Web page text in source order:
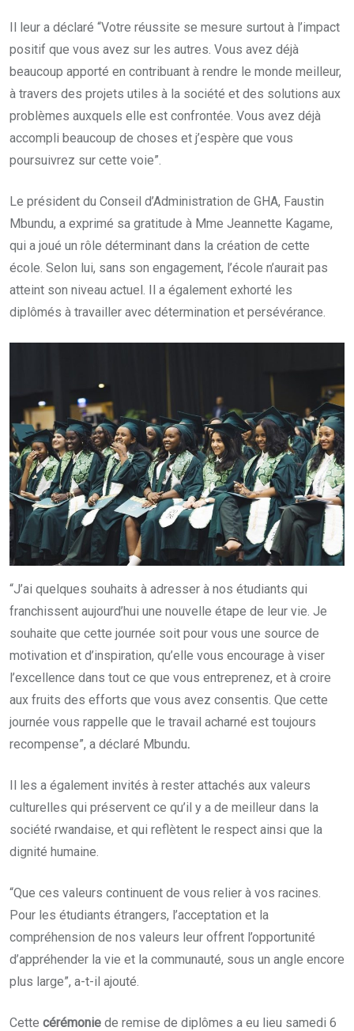
Il leur a déclaré “Votre réussite se mesure surtout à l’impact
positif que vous avez sur les autres. Vous avez déjà
beaucoup apporté en contribuant à rendre le monde meilleur,
à travers des projets utiles à la société et des solutions aux
problèmes auxquels elle est confrontée. Vous avez déjà
accompli beaucoup de choses et j’espère que vous
poursuivrez sur cette voie”.
Le président du Conseil d’Administration de GHA, Faustin
Mbundu, a exprimé sa gratitude à Mme Jeannette Kagame,
qui a joué un rôle déterminant dans la création de cette
école. Selon lui, sans son engagement, l’école n’aurait pas
atteint son niveau actuel. Il a également exhorté les
diplômés à travailler avec détermination et persévérance.
“J’ai quelques souhaits à adresser à nos étudiants qui
franchissent aujourd’hui une nouvelle étape de leur vie. Je
souhaite que cette journée soit pour vous une source de
motivation et d’inspiration, qu’elle vous encourage à viser
l’excellence dans tout ce que vous entreprenez, et à croire
aux fruits des efforts que vous avez consentis. Que cette
journée vous rappelle que le travail acharné est toujours
recompense”, a déclaré Mbundu.
Il les a également invités à rester attachés aux valeurs
culturelles qui préservent ce qu’il y a de meilleur dans la
société rwandaise, et qui reflètent le respect ainsi que la
dignité humaine.
“Que ces valeurs continuent de vous relier à vos racines.
Pour les étudiants étrangers, l’acceptation et la
compréhension de nos valeurs leur offrent l’opportunité
d’appréhender la vie et la communauté, sous un angle encore
plus large”, a-t-il ajouté.
Cette cérémonie de remise de diplômes a eu lieu samedi 6